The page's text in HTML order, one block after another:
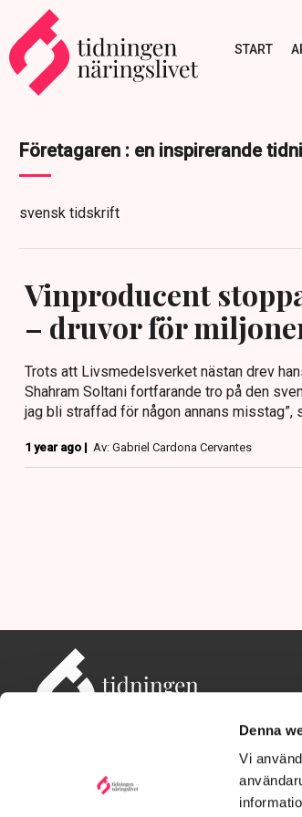
Denna
Vi
START
Företagaren : en inspirerande
svensk tidskrift
Vinproducent
– druvor för
Trots att Livsmedelsverket nästan drev
Shahram Soltani fortfarande tro på den
jag bli straffad för någon annans misstag”,
1 year ago | Av: Gabriel Cardona Cervantes
Adress: Tidningen Näringslivet, 114 82 Stockholm